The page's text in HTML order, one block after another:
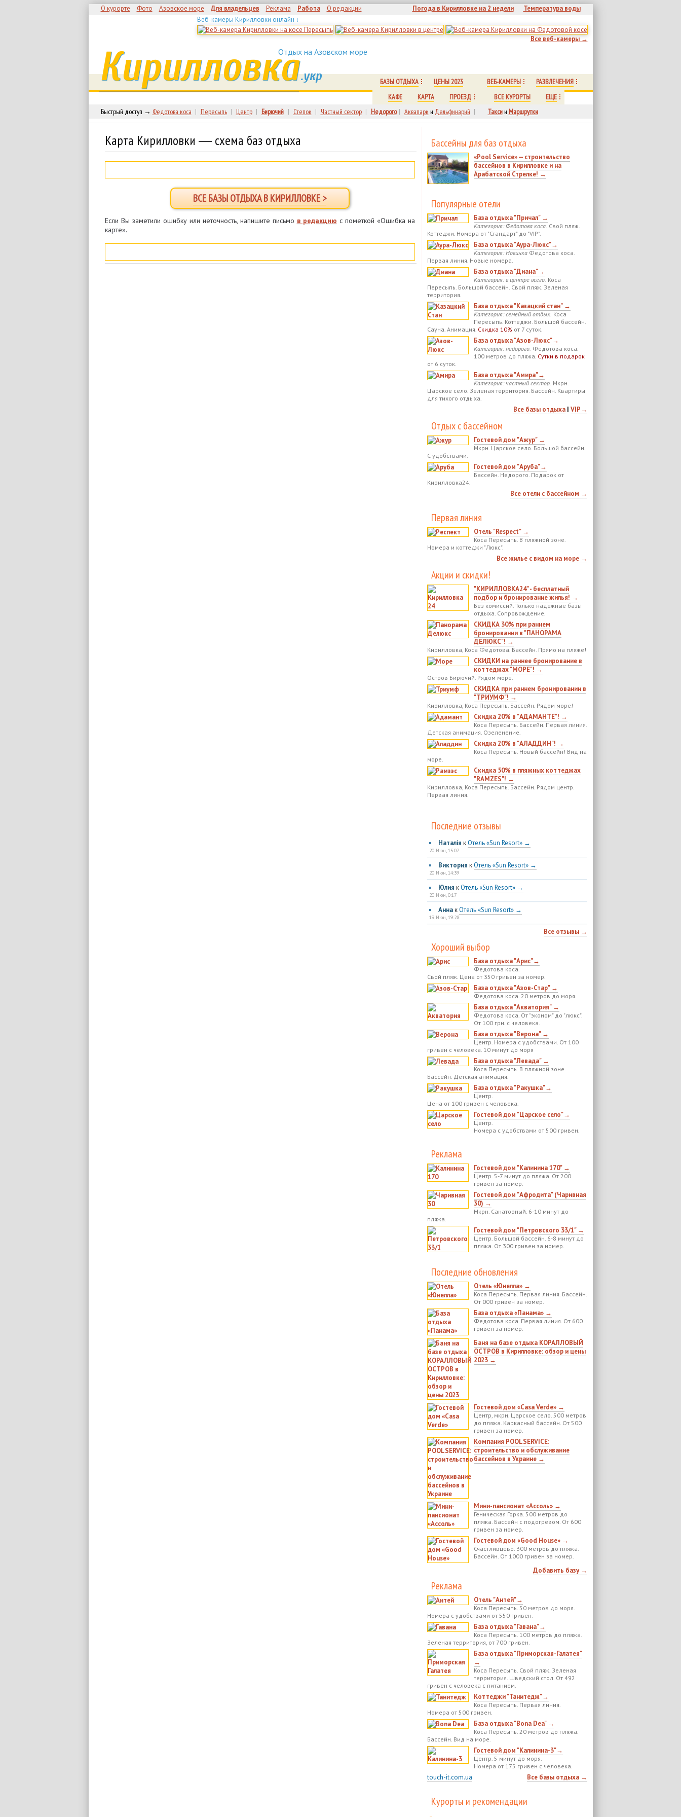
О курорте Фото Азовское море Для владельцев Реклама Работа О редакции Погода в Кирилловке на 2 недели
Температура воды
Веб-камеры Кирилловки онлайн ↓
Все веб-камеры →
Отдых на Азовском море
Кирилловка.укр БАЗЫ ОТДЫХА ЦЕНЫ 2023 ВЕБ-КАМЕРЫ
РАЗВЛЕЧЕНИЯ
КАФЕ
КАРТА ПРОЕЗД ВСЕ КУРОРТЫ
ЕЩЕ
Быстрый доступ → Федотова коса | Пересыпь | Центр | Бирючий | Степок | Частный сектор | Недорого | Аквапарки Дельфинарий | Таксии Маршрутки
Карта Кирилловки ― схема баз отдыха
ВСЕ БАЗЫ ОТДЫХА В КИРИЛЛОВКЕ >
Если Вы заметили ошибку или неточность, напишите письмо в редакцию с пометкой «Ошибка на
карте».
Бассейны для баз отдыха
«Pool Service» — строительство
бассейнов в Кирилловке и на
Арабатской Стрелке! →
Популярные отели
База отдыха "Причал" →
Категория: Федотова коса. Свой пляж.
Коттеджи. Номера от "Стандарт" до "VIP".
База отдыха "Аура-Люкс"→
Категория: НовинкаФедотова коса.
Первая линия. Новые номера.
База отдыха "Диана"→
Категория: в центре всего. Коса
Пересыпь. Большой бассейн. Свой пляж. Зеленая
территория.
База отдыха "Казацкий стан" →
Категория: семейный отдых. Коса
Пересыпь. Коттеджи. Большой бассейн.
Сауна. Анимация. Скидка 10% от 7 суток.
База отдыха "Азов-Люкс"→
Категория: недорого. Федотова коса.
100 метров до пляжа. Сутки в подарок
от 6 суток.
База отдыха "Амира"→
Категория: частный сектор. Мкрн.
Царское село. Зеленая территория. Бассейн. Квартиры
для тихого отдыха.
Все базы отдыха| VIP→
Отдых с бассейном
Гостевой дом "Ажур" →
Мкрн. Царское село. Большой бассейн.
С удобствами.
Гостевой дом "Аруба"→
Бассейн. Недорого. Подарок от
Кирилловка24.
Все отели с бассейном →
Первая линия
Отель "Respect" →
Коса Пересыпь. В пляжной зоне.
Номера и коттеджи "Люкс".
Все жилье с видом на море →
Акции и скидки!
"КИРИЛЛОВКА24" - бесплатный
подбор и бронирование жилья! →
Без комиссий. Только надежные базы
отдыха. Сопровождение.
СКИДКА 30% при раннем
бронировании в "ПАНОРАМА
ДЕЛЮКС"! →
Кирилловка, Коса Федотова. Бассейн. Прямо на пляже!
СКИДКИ на раннее бронирование в
коттеджах "МОРЕ"! →
Остров Бирючий. Рядом море.
СКИДКА при раннем бронировании в
"ТРИУМФ"! →
Кирилловка, Коса Пересыпь. Бассейн. Рядом море!
Скидка 20% в "АДАМАНТЕ"! →
Коса Пересыпь. Бассейн. Первая линия.
Детская анимация. Озеленение.
Скидка 20% в "АЛАДДИН"! →
Коса Пересыпь. Новый бассейн! Вид на
море.
Скидка 50% в пляжных коттеджах
"RAMZES"! →
Кирилловка, Коса Пересыпь. Бассейн. Рядом центр.
Первая линия.
Последние отзывы
Наталія кОтель «Sun Resort» →
20 Июн, 15:07
Виктория кОтель «Sun Resort» →
20 Июн, 14:39
Юлия кОтель «Sun Resort» →
20 Июн, 0:17
АннакОтель «Sun Resort» →
19 Июн, 19:28
Все отзывы →
Хороший выбор
База отдыха "Арис"→
Федотова коса.
Свой пляж. Цена от 350 гривен за номер.
База отдыха "Азов-Стар" →
Федотова коса. 20 метров до моря.
База отдыха "Акватория" →
Федотова коса. От "эконом" до "люкс".
От 100 грн. с человека.
База отдыха "Верона" →
Центр. Номера с удобствами. От 100
гривен с человека. 10 минут до моря
База отдыха "Левада" →
Коса Пересыпь. В пляжной зоне.
Бассейн. Детская анимация.
База отдыха "Ракушка"→
Центр.
Цена от 100 гривен с человека.
Гостевой дом "Царское село"→
Центр.
Номера с удобствами от 500 гривен.
Реклама
Гостевой дом "Калинина 170" →
Центр. 5-7 минут до пляжа. От 200
гривен за номер.
Гостевой дом "Афродита" (Чаривная
30) →
Мкрн. Санаторный. 6-10 минут до
пляжа.
Гостевой дом "Петровского 33/1" →
Центр. Большой бассейн. 6-8 минут до
пляжа. От 300 гривен за номер.
Последние обновления
Отель «Юнелла» →
Коса Пересыпь. Первая линия. Бассейн.
От 000 гривен за номер.
База отдыха «Панама» →
Федотова коса. Первая линия. От 600
гривен за номер.
Баня на базе отдыха КОРАЛЛОВЫЙ
ОСТРОВ в Кирилловке: обзор и цены
2023 →
Гостевой дом «Casa Verde» →
Центр, мкрн. Царское село. 500 метров
до пляжа. Каркасный бассейн. От 500
гривен за номер.
Компания POOLSERVICE:
строительство и обслуживание
бассейнов в Украине →
Мини-пансионат «Ассоль» →
Геническая Горка. 500 метров до
пляжа. Бассейн с подогревом. От 600
гривен за номер.
Гостевой дом «Good House» →
Счастливцево. 300 метров до пляжа.
Бассейн. От 1000 гривен за номер.
Добавить базу →
Реклама
Отель "Антей"→
Коса Пересыпь. 50 метров до моря.
Номера с удобствами от 550 гривен.
База отдыха "Гавана"→
Коса Пересыпь. 100 метров до пляжа.
Зеленая территория, от 700 гривен.
База отдыха "Приморская-Галатея"
→
Коса Пересыпь. Свой пляж. Зеленая
территория. Шведский стол. От 492
гривен с человека с питанием.
Коттеджи "Танитедж"→
Коса Пересыпь. Первая линия.
Номера от 500 гривен.
База отдыха "Bona Dea" →
Коса Пересыпь. 20 метров до пляжа.
Бассейн. Вид на море.
Гостевой дом "Калинина-3"→
Центр. 5 минут до моря.
Номера от 175 гривен с человека.
Все базы отдыха →
touch-it.com.ua
Курорты и рекомендации